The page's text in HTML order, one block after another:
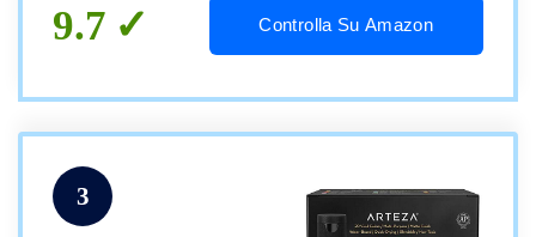
9.7 Controlla Su Amazon
3